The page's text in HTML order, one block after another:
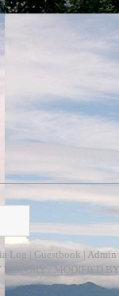
Log | Guestbook| Admin
TISTORY / MODIFIED BY